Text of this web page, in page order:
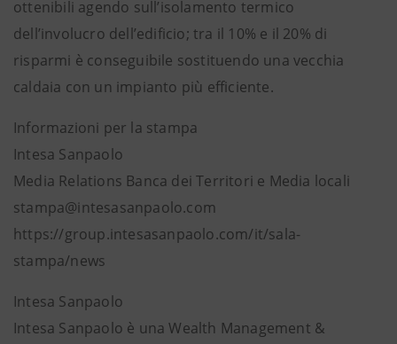
ottenibili agendo sull’isolamento termico
dell’involucro dell’edificio; tra il 10% e il 20% di
risparmi è conseguibile sostituendo una vecchia
caldaia con un impianto più efficiente.
Informazioni per la stampa
Intesa Sanpaolo
Media Relations Banca dei Territori e Media locali
stampa@intesasanpaolo.com
https://group.intesasanpaolo.com/it/sala-
stampa/news
Intesa Sanpaolo
Intesa Sanpaolo è una Wealth Management &